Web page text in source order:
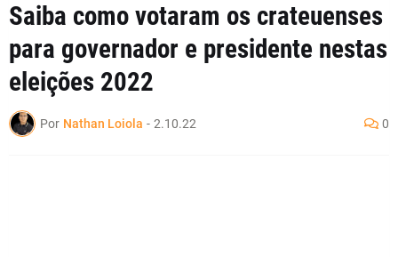
Saiba como votaram os crateuenses
para governador e presidente nestas
eleições 2022
Por Nathan Loiola - 2.10.22 0